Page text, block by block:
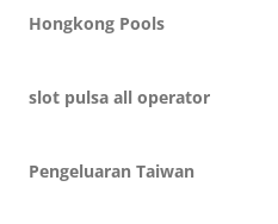
Hongkong Pools
slot pulsa all operator
Pengeluaran Taiwan